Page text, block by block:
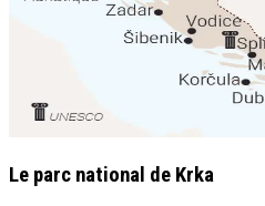
Le parc national de Krka